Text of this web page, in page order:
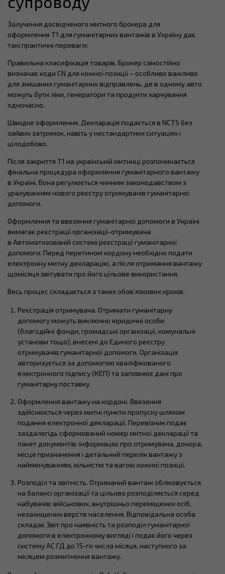
Залучення досвідченого митного брокера для
оформлення T1 для гуманітарних вантажів в Україну дає
такі практичні переваги:
Правильна класифікація товарів. Брокер самостійно
визначає коди CN для кожної позиції – особливо важливо
для змішаних гуманітарних відправлень, де в одному авто
можуть бути ліки, генератори та продукти харчування
одночасно.
Швидке оформлення. Декларація подається в NCTS без
зайвих затримок, навіть у нестандартних ситуаціях і
цілодобово.
Після закриття T1 на українській митниці розпочинається
фінальна процедура оформлення гуманітарного вантажу
в Україні. Вона регулюється чинним законодавством з
урахуванням нового реєстру отримувачів гуманітарної
допомоги.
Оформлення та ввезення гуманітарної допомоги в Україні
вимагає реєстрації організації-отримувача
в Автоматизованій системі реєстрації гуманітарної
допомоги. Перед перетином кордону необхідно подати
електронну митну декларацію, а після отримання вантажу
щомісяця звітувати про його цільове використання.
Весь процес складається з таких обов’язкових кроків.
Реєстрація отримувача. Отримати гуманітарну
допомогу можуть виключно юридичні особи
(благодійні фонди, громадські організації, комунальні
установи тощо), внесені до Єдиного реєстру
отримувачів гуманітарної допомоги. Організація
авторизується за допомогою кваліфікованого
електронного підпису (КЕП) та заповнює дані про
гуманітарну поставку.
Оформлення вантажу на кордоні. Ввезення
здійснюється через митні пункти пропуску шляхом
подання електронної декларації. Перевізник подає
заздалегідь сформований номер митної декларації та
пакет документів: інформацію про отримувача, донора,
місце призначення і детальний перелік вантажу з
найменуванням, кількістю та вагою кожної позиції.
Розподіл та звітність. Отриманий вантаж обліковується
на балансі організації та цільово розподіляється серед
набувачів: військових, внутрішньо переміщених осіб,
незахищених верств населення. Відповідальна особа
складає Звіт про наявність та розподіл гуманітарної
допомоги в електронному вигляді і подає його через
систему АС ГД до 15-го числа місяця, наступного за
місяцем розмитнення вантажу.